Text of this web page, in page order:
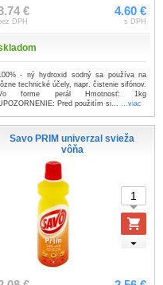
€
bez DPH
4.60 €
s DPH
- ný hydroxid sodný sa používa na
technické účely, napr. čistenie sifónov.
forme perál Hmotnosť: 1kg
Pred použitím si... ...viac
Savo PRIM univerzal svieža
vôňa